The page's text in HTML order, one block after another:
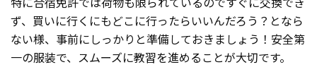
ず、買いに行くにもどこに行ったらいいんだろう？となら
ない様、事前にしっかりと準備しておきましょう！安全第
一の服装で、スムーズに教習を進めることが大切です。